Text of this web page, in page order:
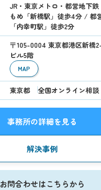
JR・東京メトロ・都営地下
もめ「新橋駅」徒歩4分 / 都
「内幸町駅」徒歩2分
〒105-0004 東京都港区新橋
ビル5階
MAP
東京都 全国オンライン相談
事務所の詳細を見る
解決事例
お問合わせはこちらから